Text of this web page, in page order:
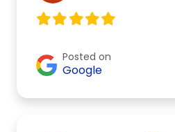
Posted on
Google